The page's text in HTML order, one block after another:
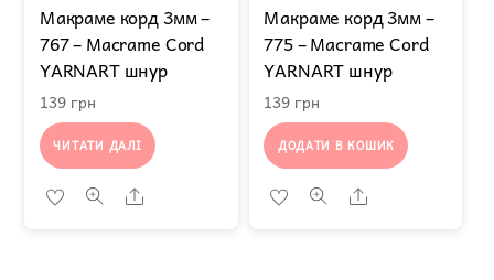
Макраме корд 3мм –
767 – Macrame Cord
YARNART шнур
139 грн
ЧИТАТИ ДАЛІ
Share
Макраме корд 3мм –
775 – Macrame Cord
YARNART шнур
139 грн
ДОДАТИ В КОШИК
Share